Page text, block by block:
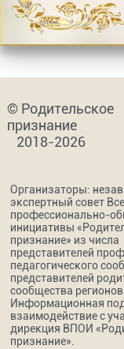
© Родительское
признание
2018-2026
Организаторы:
экспертный совет
профессионально-
инициативы
признание» из числа
представителей
педагогического
представителей
сообщества регионов
Информационная
взаимодействие с
дирекция ВПОИ
признание».